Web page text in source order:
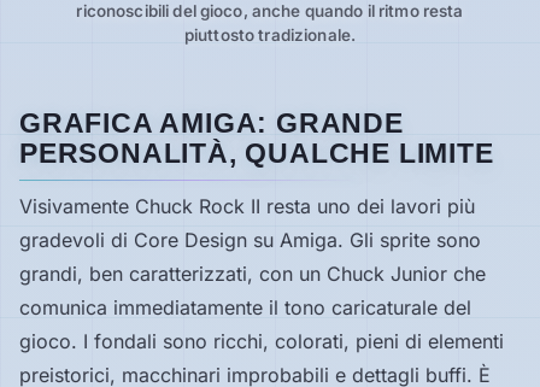
riconoscibili del gioco, anche quando il ritmo resta
piuttosto tradizionale.
GRAFICA AMIGA: GRANDE
PERSONALITÀ, QUALCHE LIMITE
Visivamente Chuck Rock II resta uno dei lavori più
gradevoli di Core Design su Amiga. Gli sprite sono
grandi, ben caratterizzati, con un Chuck Junior che
comunica immediatamente il tono caricaturale del
gioco. I fondali sono ricchi, colorati, pieni di elementi
preistorici, macchinari improbabili e dettagli buffi. È